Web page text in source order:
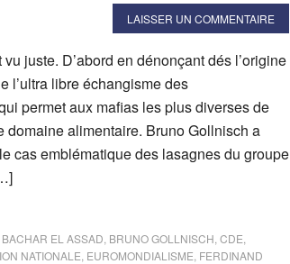
LAISSER UN COMMENTAIRE
juste. D’abord en dénonçant dés l’origine
l’ultra libre échangisme des
permet aux mafias les plus diverses de
domaine alimentaire. Bruno Gollnisch a
cas emblématique des lasagnes du groupe
BACHAR EL ASSAD BRUNO GOLLNISCH CDE
NATIONALE EUROMONDIALISME FERDINAND